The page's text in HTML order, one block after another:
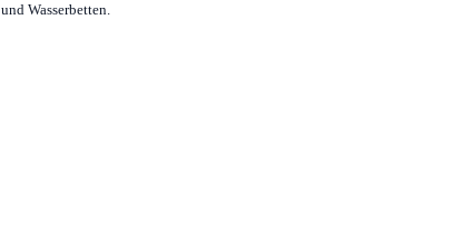
Wasserbetten.